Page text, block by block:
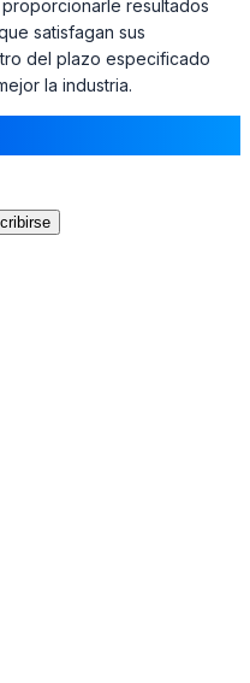
resultados
satisfagan sus
del plazo especificado
la industria.